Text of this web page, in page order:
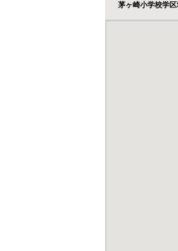
茅ヶ崎小学校学